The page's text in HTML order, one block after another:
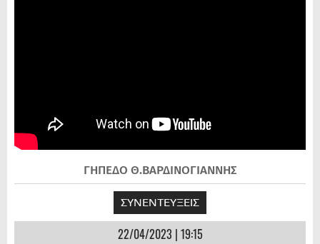
ΓΗΠΕΔΟ Θ.ΒΑΡΔΙΝΟΓΙΑΝΝΗΣ
ΣΥΝΕΝΤΕΥΞΕΙΣ
22/04/2023 | 19:15